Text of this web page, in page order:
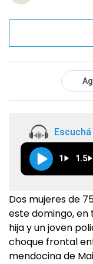
1 1.5
Dos mujeres de
este domingo, en
hija y un joven
choque frontal
mendocina de